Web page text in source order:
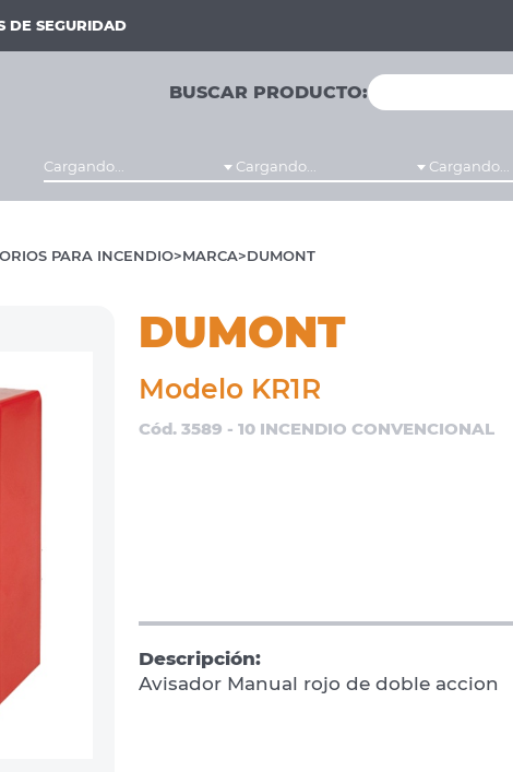
DE SEGURIDAD
BUSCAR PRODUCTO:
Cargando... Cargando... Cargando...
PARA INCENDIO MARCA DUMONT
DUMONT
Modelo KR1R
Cód. 3589 - 10 INCENDIO CONVENCIONAL
Descripción:
Avisador Manual rojo de doble accion